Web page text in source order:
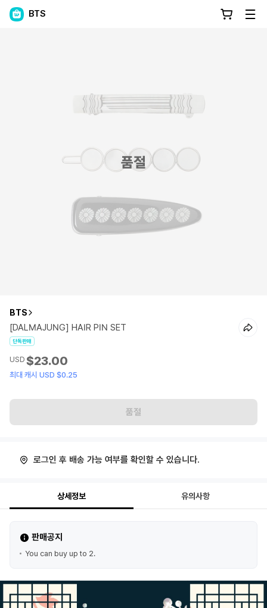
BTS
품절
BTS
[DALMAJUNG] HAIR PIN SET
단독판매
USD $23.00
최대 캐시 USD $0.25
품절
로그인 후 배송 가능 여부를 확인할 수 있습니다.
상세정보 유의사항
판매공지
You can buy up to 2.